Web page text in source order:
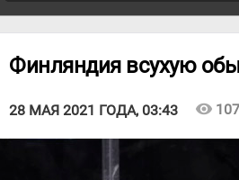
Финляндия всухую
28 МАЯ 2021 ГОДА, 03:43 visibility